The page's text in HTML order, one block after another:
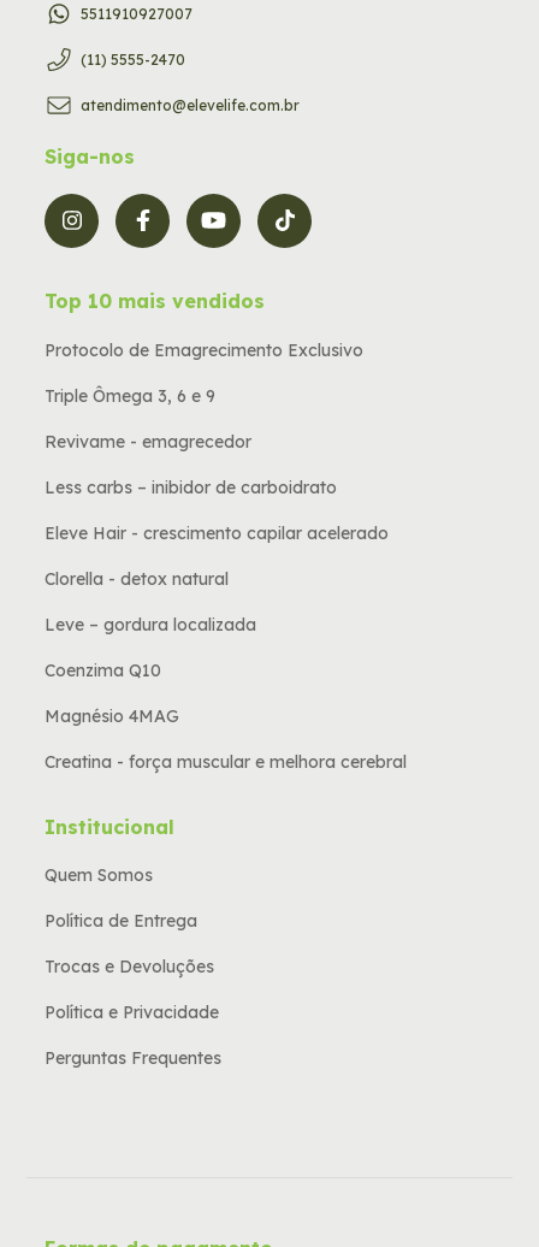
5511910927007
(11) 5555-2470
atendimento@elevelife.com.br
Siga-nos
Top 10 mais vendidos
Protocolo de Emagrecimento Exclusivo
Triple Ômega 3, 6 e 9
Revivame - emagrecedor
Less carbs – inibidor de carboidrato
Eleve Hair - crescimento capilar acelerado
Clorella - detox natural
Leve – gordura localizada
Coenzima Q10
Magnésio 4MAG
Creatina - força muscular e melhora cerebral
Institucional
Quem Somos
Política de Entrega
Trocas e Devoluções
Política e Privacidade
Perguntas Frequentes